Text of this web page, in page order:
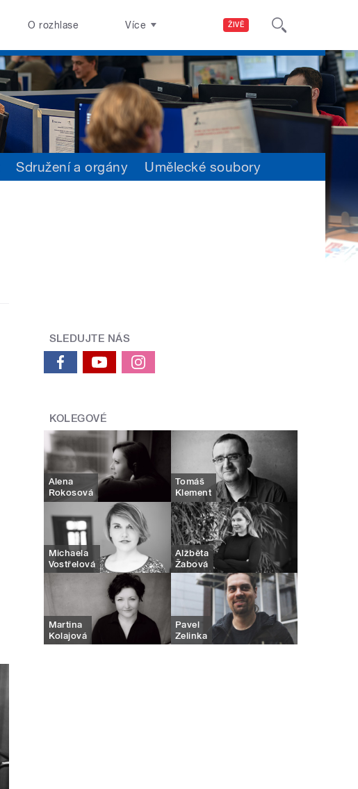
ŽIVĚ
O rozhlase Více
Sdružení a orgány Umělecké soubory
SLEDUJTE NÁS
KOLEGOVÉ
Alena
Rokosová
Tomáš
Klement
Michaela
Vostřelová
Alžběta
Žabová
Martina
Kolajová
Pavel
Zelinka